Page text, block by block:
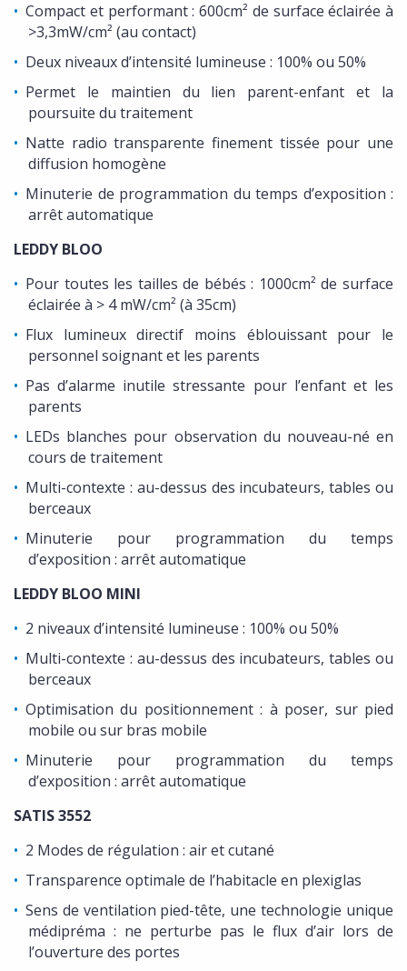
Compact et performant : 600cm² de surface éclairée à
>3,3mW/cm² (au contact)
Deux niveaux d’intensité lumineuse : 100% ou 50%
Permet le maintien du lien parent-enfant et la
poursuite du traitement
Natte radio transparente finement tissée pour une
diffusion homogène
Minuterie de programmation du temps d’exposition :
arrêt automatique
LEDDY BLOO
Pour toutes les tailles de bébés : 1000cm² de surface
éclairée à > 4 mW/cm² (à 35cm)
Flux lumineux directif moins éblouissant pour le
personnel soignant et les parents
Pas d’alarme inutile stressante pour l’enfant et les
parents
LEDs blanches pour observation du nouveau-né en
cours de traitement
Multi-contexte : au-dessus des incubateurs, tables ou
berceaux
Minuterie pour programmation du temps
d’exposition : arrêt automatique
LEDDY BLOO MINI
2 niveaux d’intensité lumineuse : 100% ou 50%
Multi-contexte : au-dessus des incubateurs, tables ou
berceaux
Optimisation du positionnement : à poser, sur pied
mobile ou sur bras mobile
Minuterie pour programmation du temps
d’exposition : arrêt automatique
SATIS 3552
2 Modes de régulation : air et cutané
Transparence optimale de l’habitacle en plexiglas
Sens de ventilation pied-tête, une technologie unique
médipréma : ne perturbe pas le flux d’air lors de
l’ouverture des portes